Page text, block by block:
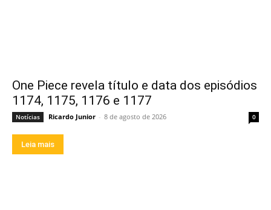
One Piece revela título e data dos episódios
1174, 1175, 1176 e 1177
Notícias Ricardo Junior - 8 de agosto de 2026 0
Leia mais